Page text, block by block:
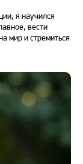
я научился
вести
мир и стремиться